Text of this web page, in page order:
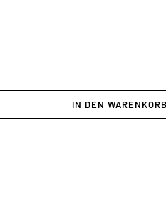
IN DEN WARENKORB